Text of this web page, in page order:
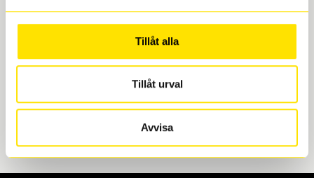
Tillåt alla
Tillåt urval
Avvisa
Göteborg. Välj mellan Hisingen (Bäckebol) eller
upphämtning eller service. När vi byter dina däck ser
vi till att de uppfyller alla krav för en säker körning.